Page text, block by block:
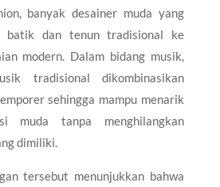
banyak desainer muda yang
batik dan tenun tradisional ke
modern. Dalam bidang musik,
tradisional dikombinasikan
sehingga mampu menarik
muda tanpa menghilangkan
dimiliki.
tersebut menunjukkan bahwa